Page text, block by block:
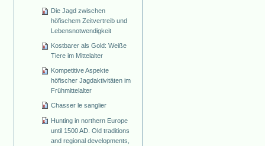
Die Jagd zwischen
höfischem Zeitvertreib und
Lebensnotwendigkeit
Kostbarer als Gold: Weiße
Tiere im Mittelalter
Kompetitive Aspekte
höfischer Jagdaktivitäten im
Frühmittelalter
Chasser le sanglier
Hunting in northern Europe
until 1500 AD. Old traditions
and regional developments,